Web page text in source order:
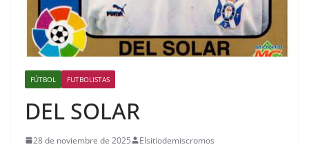
FÚTBOL FUTBOLISTAS
DEL SOLAR
28 de noviembre de 2025 Elsitiodemiscromos